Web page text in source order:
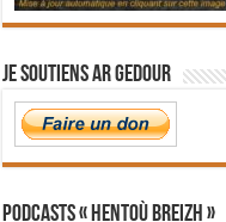
Je soutiens Ar Gedour
PODCASTS « Hentoù Breizh »